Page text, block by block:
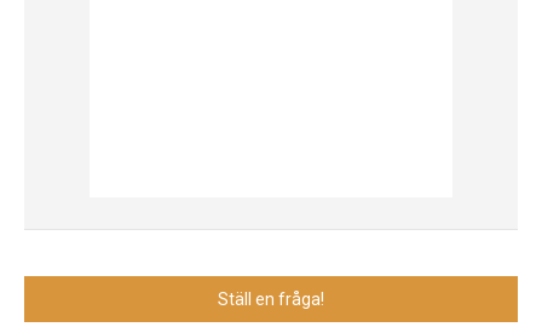
Ställ en fråga!